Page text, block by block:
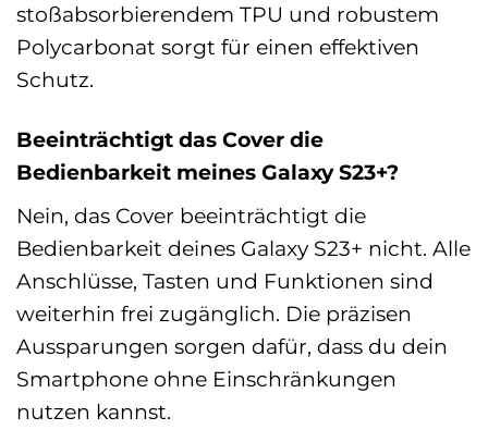
stoßabsorbierendem TPU und robustem
Polycarbonat sorgt für einen effektiven
Schutz.
Beeinträchtigt das Cover die
Bedienbarkeit meines Galaxy S23+?
Nein, das Cover beeinträchtigt die
Bedienbarkeit deines Galaxy S23+ nicht. Alle
Anschlüsse, Tasten und Funktionen sind
weiterhin frei zugänglich. Die präzisen
Aussparungen sorgen dafür, dass du dein
Smartphone ohne Einschränkungen
nutzen kannst.